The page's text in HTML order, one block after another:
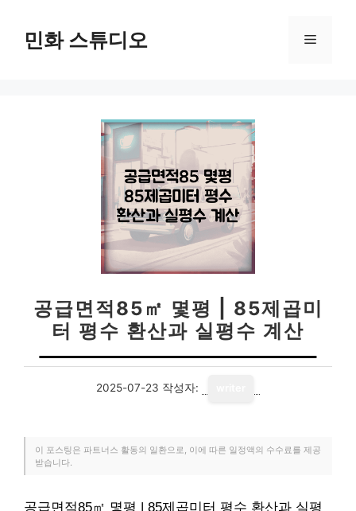
민화 스튜디오 메
공급면적85㎡ 몇평 | 85제곱미
터 평수 환산과 실평수 계산
2025-07-23 작성자:
이 포스팅은 파트너스 활동의 일환으로, 이에 따른 일정액의 수수료를 제공
받습니다.
공급면적85㎡ 몇평 | 85제곱미터 평수 환산과 실평